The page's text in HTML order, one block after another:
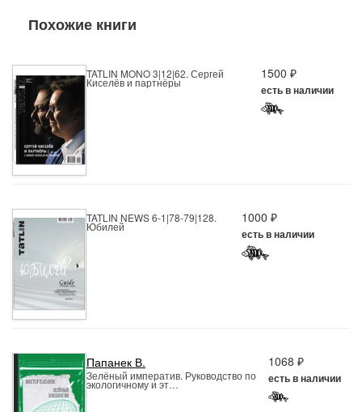
Похожие книги
TATLIN MONO 3|12|62. Сергей
Киселёв и партнёры
1500 ₽
есть в наличии
TATLIN NEWS 6-1|78-79|128.
Юбилей
1000 ₽
есть в наличии
Папанек В.
Зелёный императив. Руководство по
экологичному и эт…
1068 ₽
есть в наличии